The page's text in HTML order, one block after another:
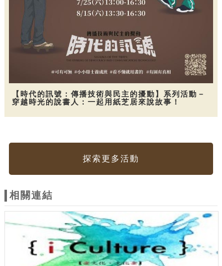
【時代的訊號：傳播技術與民主的擾動】系列活動－
穿越時光的說書人：一起用紙芝居來說故事！
探索更多活動
相關連結